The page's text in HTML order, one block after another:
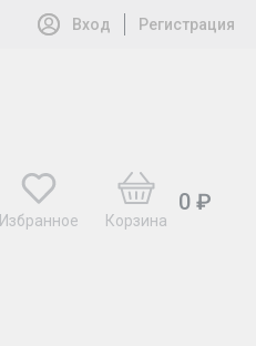
Вход Регистрация
Избранное Корзина
0 ₽